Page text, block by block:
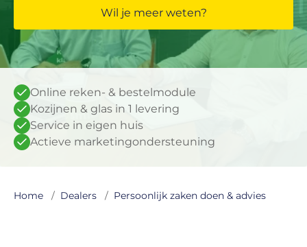
Wil je meer weten?
Online reken- & bestelmodule
Kozijnen & glas in 1 levering
Service in eigen huis
Actieve marketingondersteuning
Home / Dealers / Persoonlijk zaken doen & advies